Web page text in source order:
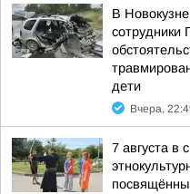
В
сотрудники
дети
Вчера,
7 августа в